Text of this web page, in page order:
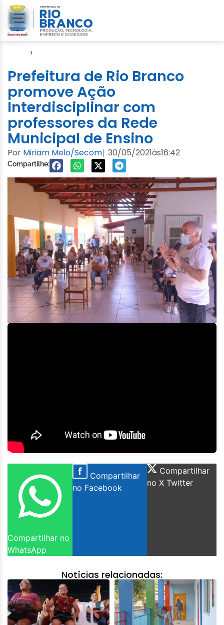
›
Prefeitura de Rio Branco
promove Ação
Interdisciplinar com
professores da Rede
Municipal de Ensino
Por Miriam Melo/Secom| 30/05/2021às16:42
Compartilhe:
Compartilhar no
WhatsApp
Compartilhar
no Facebook
Compartilhar
no X Twitter
Notícias relacionadas: